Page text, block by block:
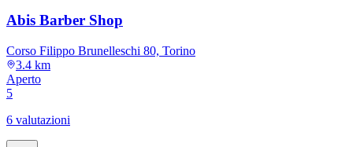
Abis Barber Shop
Corso Filippo Brunelleschi 80, Torino
3.4 km
Aperto
5
6 valutazioni